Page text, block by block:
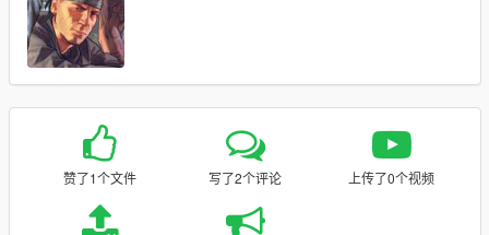
赞了1个文件 写了2个评论 上传了0个视频